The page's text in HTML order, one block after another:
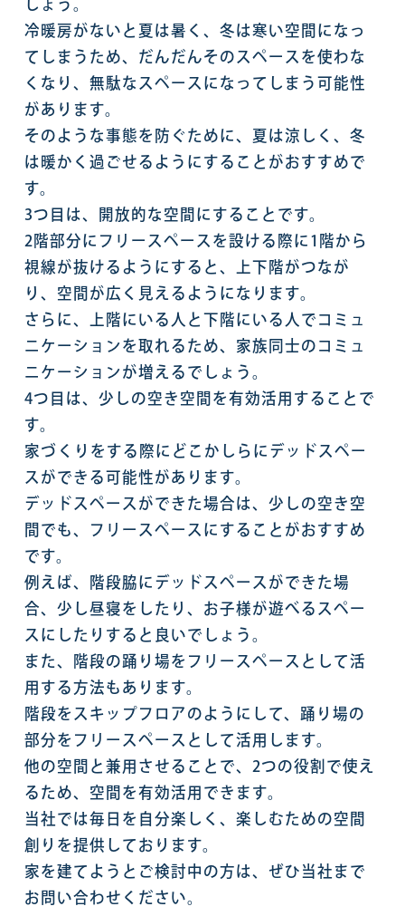
しょう。
冷暖房がないと夏は暑く、冬は寒い空間になっ
てしまうため、だんだんそのスペースを使わな
くなり、無駄なスペースになってしまう可能性
があります。
そのような事態を防ぐために、夏は涼しく、冬
は暖かく過ごせるようにすることがおすすめで
す。
3つ目は、開放的な空間にすることです。
2階部分にフリースペースを設ける際に1階から
視線が抜けるようにすると、上下階がつなが
り、空間が広く見えるようになります。
さらに、上階にいる人と下階にいる人でコミュ
ニケーションを取れるため、家族同士のコミュ
ニケーションが増えるでしょう。
4つ目は、少しの空き空間を有効活用することで
す。
家づくりをする際にどこかしらにデッドスペー
スができる可能性があります。
デッドスペースができた場合は、少しの空き空
間でも、フリースペースにすることがおすすめ
です。
例えば、階段脇にデッドスペースができた場
合、少し昼寝をしたり、お子様が遊べるスペー
スにしたりすると良いでしょう。
また、階段の踊り場をフリースペースとして活
用する方法もあります。
階段をスキップフロアのようにして、踊り場の
部分をフリースペースとして活用します。
他の空間と兼用させることで、2つの役割で使え
るため、空間を有効活用できます。
当社では毎日を自分楽しく、楽しむための空間
創りを提供しております。
家を建てようとご検討中の方は、ぜひ当社まで
お問い合わせください。